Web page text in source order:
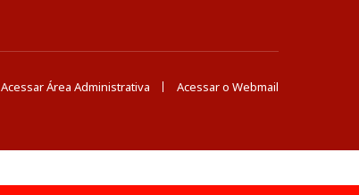
Acessar Área Administrativa Acessar o Webmail